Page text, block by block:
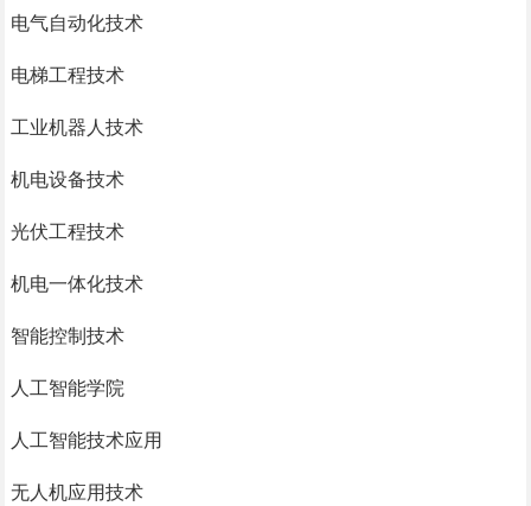
电气自动化技术
电梯工程技术
工业机器人技术
机电设备技术
光伏工程技术
机电一体化技术
智能控制技术
人工智能学院
人工智能技术应用
无人机应用技术